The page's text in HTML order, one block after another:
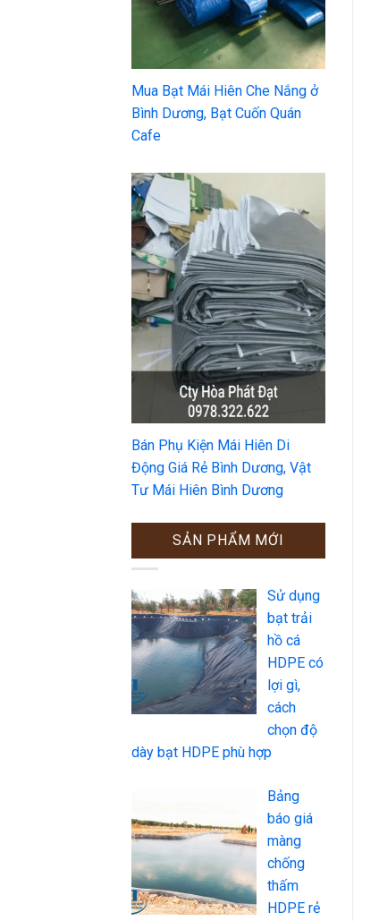
Mua Bạt Mái Hiên Che Nắng ở
Bình Dương, Bạt Cuốn Quán
Cafe
Bán Phụ Kiện Mái Hiên Di
Động Giá Rẻ Bình Dương, Vật
Tư Mái Hiên Bình Dương
SẢN PHẨM MỚI
Sử dụng
bạt trải
hồ cá
HDPE có
lợi gì,
cách
chọn độ
dày bạt HDPE phù hợp
Bảng
báo giá
màng
chống
thấm
HDPE rẻ